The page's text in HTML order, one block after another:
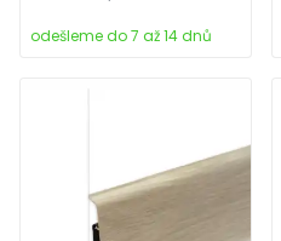
odešleme do 7 až 14 dnů